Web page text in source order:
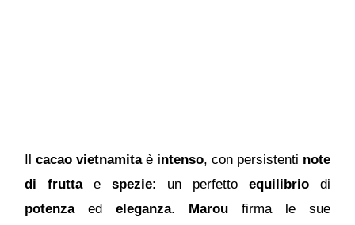
Ilcacao vietnamitaè intenso, con persistenti note
di fruttae spezie: un perfetto equilibriodi
potenzaedeleganza. Marou firma le sue